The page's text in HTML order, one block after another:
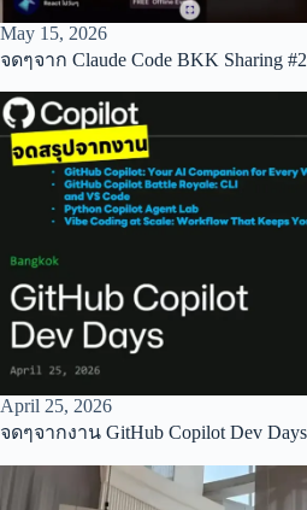
May 15, 2026
จดๆจาก Claude Code BKK Sharing #2
April 25, 2026
จดๆจากงาน GitHub Copilot Dev